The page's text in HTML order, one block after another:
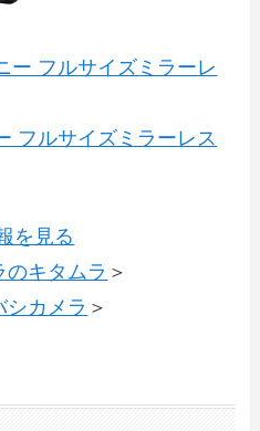
ー フルサイズミラーレ
フルサイズミラーレス
を見る
のキタムラ ＞
シカメラ ＞